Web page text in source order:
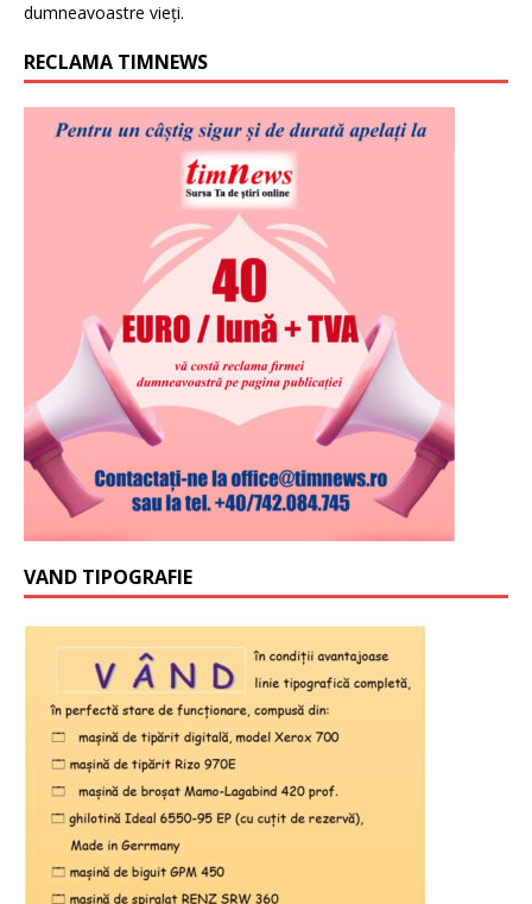
dumneavoastre vieți.
RECLAMA TIMNEWS
VAND TIPOGRAFIE